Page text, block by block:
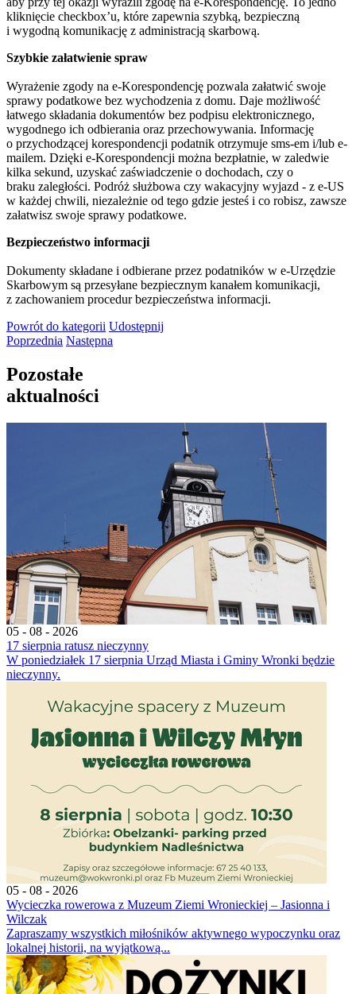
kliknięcie checkbox’u, które zapewnia szybką, bezpieczną
i wygodną komunikację z administracją skarbową.
Szybkie załatwienie spraw
Wyrażenie zgody na e-Korespondencję pozwala załatwić swoje
sprawy podatkowe bez wychodzenia z domu. Daje możliwość
łatwego składania dokumentów bez podpisu elektronicznego,
wygodnego ich odbierania oraz przechowywania. Informację
o przychodzącej korespondencji podatnik otrzymuje sms-em i/lub e-
mailem. Dzięki e-Korespondencji można bezpłatnie, w zaledwie
kilka sekund, uzyskać zaświadczenie o dochodach, czy o
braku zaległości. Podróż służbowa czy wakacyjny wyjazd - z e-US
w każdej chwili, niezależnie od tego gdzie jesteś i co robisz, zawsze
załatwisz swoje sprawy podatkowe.
Bezpieczeństwo informacji
Dokumenty składane i odbierane przez podatników w e-Urzędzie
Skarbowym są przesyłane bezpiecznym kanałem komunikacji,
z zachowaniem procedur bezpieczeństwa informacji.
Powrót do kategorii Udostępnij
Poprzednia Następna
Pozostałe
aktualności
05 - 08 - 2026
17 sierpnia ratusz nieczynny
W poniedziałek 17 sierpnia Urząd Miasta i Gminy Wronki będzie
nieczynny.
05 - 08 - 2026
Wycieczka rowerowa z Muzeum Ziemi Wronieckiej – Jasionna i
Wilczak
Zapraszamy wszystkich miłośników aktywnego wypoczynku oraz
lokalnej historii, na wyjątkową...